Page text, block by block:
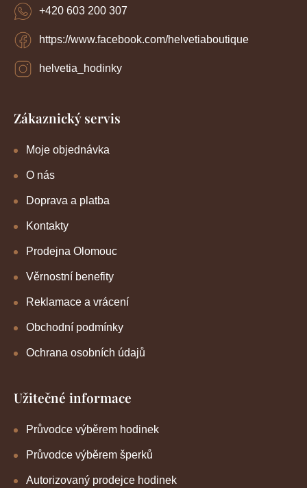
https://www.facebook.com/helvetiaboutique
helvetia_hodinky
+420 603 200 307
Zákaznický servis
Moje objednávka
O nás
Doprava a platba
Kontakty
Prodejna Olomouc
Věrnostní benefity
Reklamace a vrácení
Obchodní podmínky
Ochrana osobních údajů
Užitečné informace
Průvodce výběrem hodinek
Průvodce výběrem šperků
Autorizovaný prodejce hodinek